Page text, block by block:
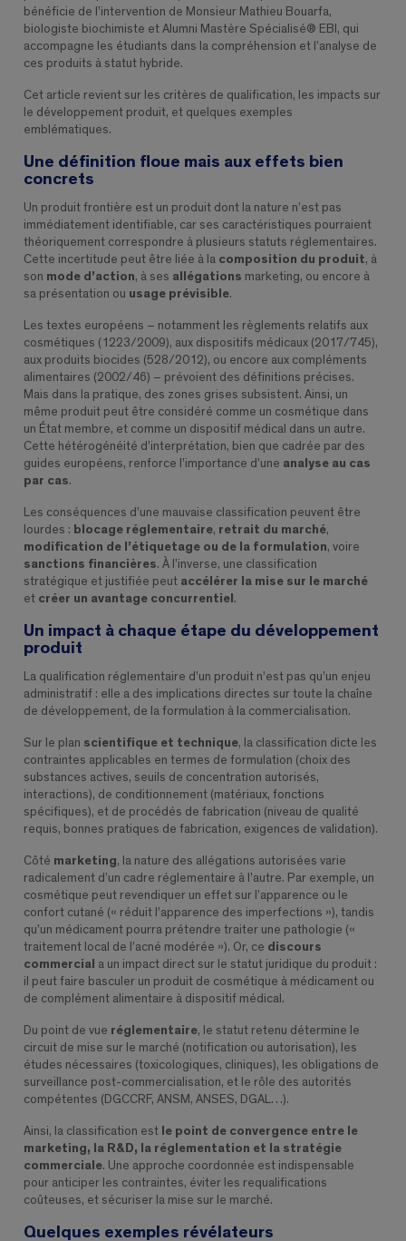
bénéficie de l’intervention de Monsieur Mathieu Bouarfa,
biologiste biochimiste et Alumni Mastère Spécialisé® EBI, qui
accompagne les étudiants dans la compréhension et l’analyse de
ces produits à statut hybride.
Cet article revient sur les critères de qualification, les impacts sur
le développement produit, et quelques exemples
emblématiques.
Une définition floue mais aux effets bien
concrets
Un produit frontière est un produit dont la nature n’est pas
immédiatement identifiable, car ses caractéristiques pourraient
théoriquement correspondre à plusieurs statuts réglementaires.
Cette incertitude peut être liée à la composition du produit, à
son mode d’action, à ses allégations marketing, ou encore à
sa présentation ou usage prévisible.
Les textes européens – notamment les règlements relatifs aux
cosmétiques (1223/2009), aux dispositifs médicaux (2017/745),
aux produits biocides (528/2012), ou encore aux compléments
alimentaires (2002/46) – prévoient des définitions précises.
Mais dans la pratique, des zones grises subsistent. Ainsi, un
même produit peut être considéré comme un cosmétique dans
un État membre, et comme un dispositif médical dans un autre.
Cette hétérogénéité d’interprétation, bien que cadrée par des
guides européens, renforce l’importance d’une analyse au cas
par cas.
Les conséquences d’une mauvaise classification peuvent être
lourdes : blocage réglementaire, retrait du marché,
modification de l’étiquetage ou de la formulation, voire
sanctions financières. À l’inverse, une classification
stratégique et justifiée peut accélérer la mise sur le marché
et créer un avantage concurrentiel .
Un impact à chaque étape du développement
produit
La qualification réglementaire d’un produit n’est pas qu’un enjeu
administratif : elle a des implications directes sur toute la chaîne
de développement, de la formulation à la commercialisation.
Sur le plan scientifique et technique, la classification dicte les
contraintes applicables en termes de formulation (choix des
substances actives, seuils de concentration autorisés,
interactions), de conditionnement (matériaux, fonctions
spécifiques), et de procédés de fabrication (niveau de qualité
requis, bonnes pratiques de fabrication, exigences de validation).
Côté marketing, la nature des allégations autorisées varie
radicalement d’un cadre réglementaire à l’autre. Par exemple, un
cosmétique peut revendiquer un effet sur l’apparence ou le
confort cutané (« réduit l’apparence des imperfections »), tandis
qu’un médicament pourra prétendre traiter une pathologie («
traitement local de l’acné modérée »). Or, ce discours
commercial a un impact direct sur le statut juridique du produit :
il peut faire basculer un produit de cosmétique à médicament ou
de complément alimentaire à dispositif médical.
Du point de vue réglementaire, le statut retenu détermine le
circuit de mise sur le marché (notification ou autorisation), les
études nécessaires (toxicologiques, cliniques), les obligations de
surveillance post-commercialisation, et le rôle des autorités
compétentes (DGCCRF, ANSM, ANSES, DGAL…).
Ainsi, la classification est le point de convergence entre le
marketing, la R&D, la réglementation et la stratégie
commerciale. Une approche coordonnée est indispensable
pour anticiper les contraintes, éviter les requalifications
coûteuses, et sécuriser la mise sur le marché.
Quelques exemples révélateurs